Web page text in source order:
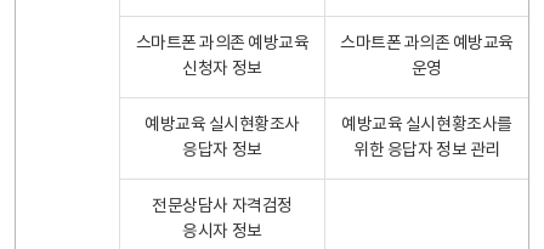
스마트폰 과의존 예방교육
신청자 정보
스마트폰 과의존 예방교육
운영
예방교육 실시현황조사
응답자 정보
예방교육 실시현황조사를
위한 응답자 정보 관리
전문상담사 자격검정
응시자 정보